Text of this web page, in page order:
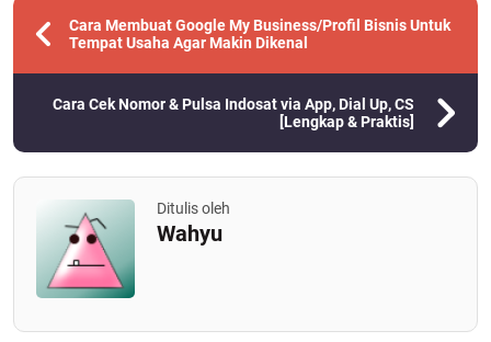
Cara Membuat Google My Business/Profil Bisnis Untuk
Tempat Usaha Agar Makin Dikenal
Cara Cek Nomor & Pulsa Indosat via App, Dial Up, CS
[Lengkap & Praktis]
Ditulis oleh
Wahyu